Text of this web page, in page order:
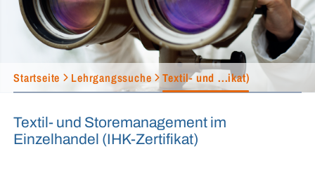
Startseite Lehrgangssuche Textil- und ...ikat)
Textil- und Storemanagement im
Einzelhandel (IHK-Zertifikat)